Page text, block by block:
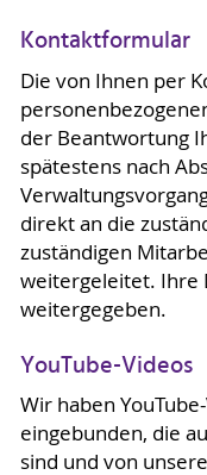
Kontaktformular
Die von Ihnen per
der Beantwortung
spätestens nach
direkt an die
zuständigen
weitergeleitet. Ihre
weitergegeben.
YouTube-Videos
Wir haben
eingebunden, die
sind und von